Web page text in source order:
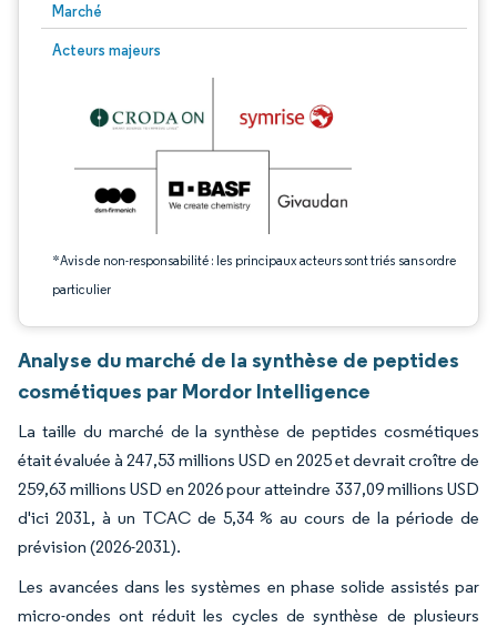
Marché
Acteurs majeurs
*Avis de non-responsabilité : les principaux acteurs sont triés sans ordre
particulier
Image © Mordor Intelligence. La réutilisation nécessite une attribution sous CC
Analyse du marché de la synthèse de peptides
cosmétiques par Mordor Intelligence
La taille du marché de la synthèse de peptides cosmétiques
était évaluée à 247,53 millions USD en 2025 et devrait croître de
259,63 millions USD en 2026 pour atteindre 337,09 millions USD
d'ici 2031, à un TCAC de 5,34 % au cours de la période de
prévision (2026-2031).
Les avancées dans les systèmes en phase solide assistés par
micro-ondes ont réduit les cycles de synthèse de plusieurs